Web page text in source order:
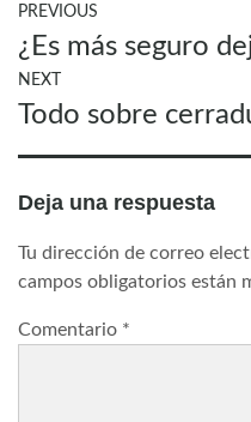
Navegación
de
entradas
PREVIOUS
Previous
post:
¿Es más seguro
NEXT
Next
Todo sobre
Deja una respuesta
Tu dirección de correo
campos obligatorios están
Comentario *